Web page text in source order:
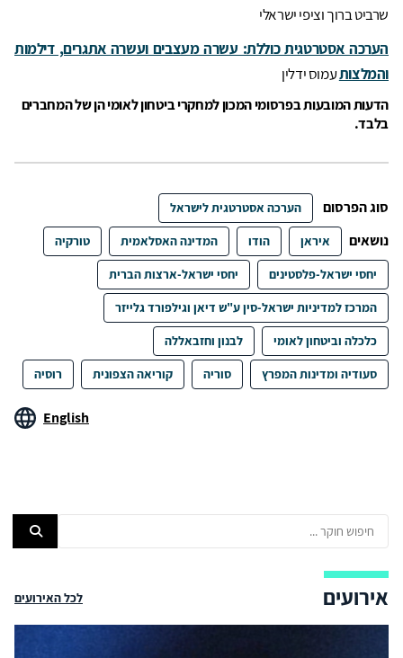
שרביט ברוך וציפי ישראלי
הערכה אסטרטגית כוללת: עשרה מעצבים ועשרה אתגרים, דילמות
והמלצותעמוס ידלין
הדעות המובעות בפרסומי המכון למחקרי ביטחון לאומי הן של המחברים
בלבד.
סוג הפרסום הערכה אסטרטגית לישראל
נושאים איראן הודו המדינה האסלאמית טורקיה
יחסי ישראל-פלסטינים יחסי ישראל-ארצות הברית
המרכז למדיניות ישראל-סין ע"ש דיאן וגילפורד גלייזר
כלכלה וביטחון לאומי לבנון וחזבאללה
סעודיה ומדינות המפרץ סוריה קוריאה הצפונית רוסיה
English
אירועים לכל האירועים